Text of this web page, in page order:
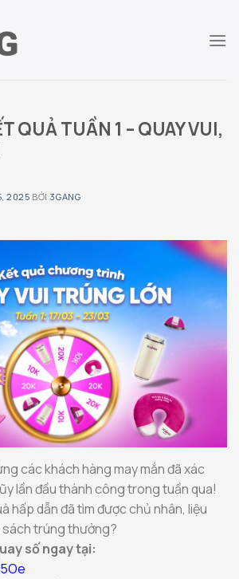
QUẢ TUẦN 1 – QUAY VUI,
2025 BỞI 3GANG
các khách hàng may mắn đã xác
lần đầu thành công trong tuần qua!
hấp dẫn đã tìm được chủ nhân, liệu
trúng thưởng?
số ngay tại: